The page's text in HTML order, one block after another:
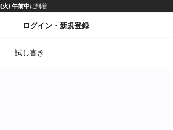
ログイン・新規登録
試し書き